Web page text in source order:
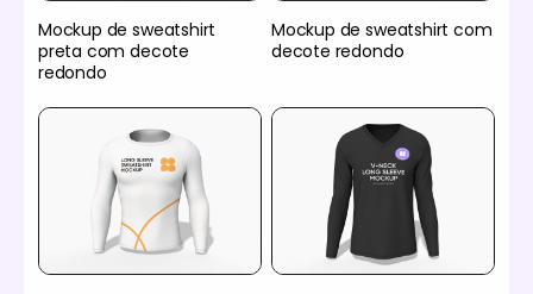
Mockup de sweatshirt
preta com decote
redondo
Mockup de sweatshirt com
decote redondo